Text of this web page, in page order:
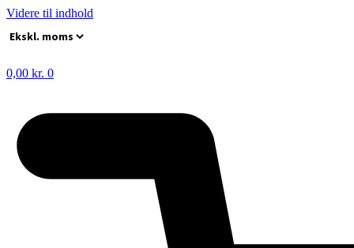
Videre til indhold
0,00 kr. 0